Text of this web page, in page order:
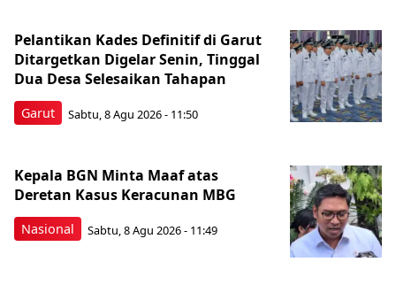
Garut
Pelantikan Kades Definitif di Garut
Ditargetkan Digelar Senin, Tinggal
Dua Desa Selesaikan Tahapan
Sabtu, 8 Agu 2026 - 11:50
Nasional
Kepala BGN Minta Maaf atas
Deretan Kasus Keracunan MBG
Sabtu, 8 Agu 2026 - 11:49